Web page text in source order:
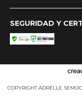
SEGURIDAD Y
COPYRIGHT ADRÉLLE